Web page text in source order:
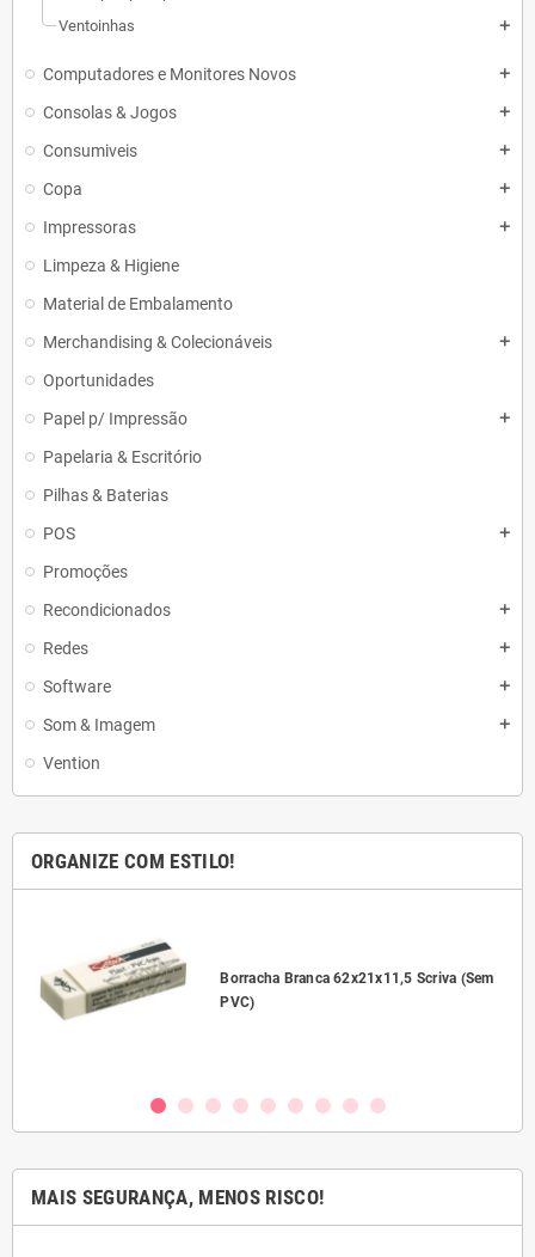
Ventoinhas
add
Computadores e Monitores Novos add
Consolas & Jogos add
Consumiveis add
Copa add
Impressoras add
Limpeza & Higiene
Material de Embalamento
Merchandising & Colecionáveis
add
Oportunidades
Papel p/ Impressão
add
Papelaria & Escritório
Pilhas & Baterias
POS
add
Promoções
Recondicionados
add
Redes add
Software add
Som & Imagem add
Vention
ORGANIZE COM ESTILO!
Borracha Branca 62x21x11,5 Scriva (Sem
PVC)
MAIS SEGURANÇA, MENOS RISCO!